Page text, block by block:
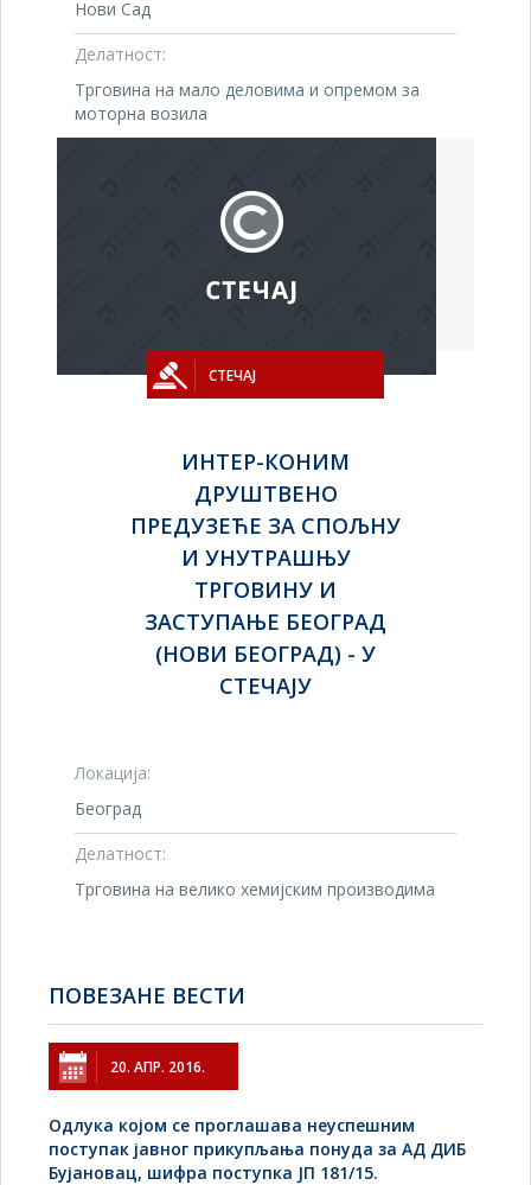
Нови Сад
Делатност:
Трговина на мало деловима и опремом за
моторна возила
СТЕЧАЈ
ИНТЕР-КОНИМ
ДРУШТВЕНО
ПРЕДУЗЕЋЕ ЗА СПОЉНУ
И УНУТРАШЊУ
ТРГОВИНУ И
ЗАСТУПАЊЕ БЕОГРАД
(НОВИ БЕОГРАД) - У
СТЕЧАЈУ
Локација:
Београд
Делатност:
Трговина на велико хемијским производима
ПОВЕЗАНЕ ВЕСТИ
20. АПР. 2016.
Одлука којом се проглашава неуспешним
поступак јавног прикупљања понуда за АД ДИБ
Бујановац, шифра поступка ЈП 181/15.